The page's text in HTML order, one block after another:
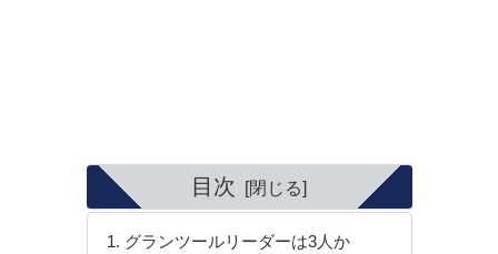
目次
グランツールリーダーは3人か